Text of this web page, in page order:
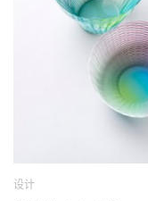
设计